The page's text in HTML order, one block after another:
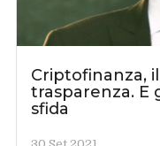
Criptofinanza,
trasparenza. E
sfida